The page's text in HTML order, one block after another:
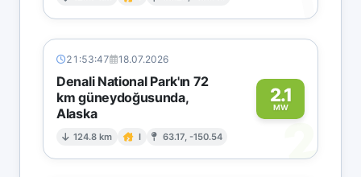
21:53:47 18.07.2026
Denali National Park'ın 72
km güneydoğusunda,
Alaska
124.8 km I 63.17, -150.54
2.1
MW
2